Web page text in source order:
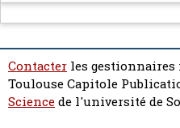
Contacter les
Toulouse Capitole
Sciencede l'université de